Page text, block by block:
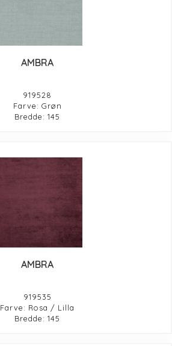
AMBRA
919528
Farve: Grøn
Bredde: 145
AMBRA
919535
Farve: Rosa / Lilla
Bredde: 145